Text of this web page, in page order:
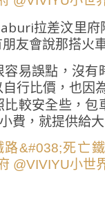
拉差汶里
友會說那搭火
易誤點，沒
行比價，也因
較安全些，
費，就提供給